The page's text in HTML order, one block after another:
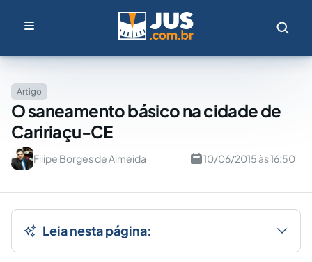
Artigo
O saneamento básico na cidade de
Caririaçu-CE
Filipe Borges de Almeida 10/06/2015 às 16:50
Leia nesta página: